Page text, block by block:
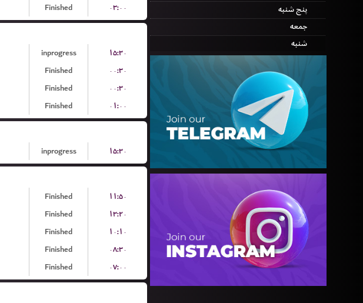
پنج شنبه
جمعه
شنبه
Finished ۰۳:۰۰
inprogress
۱۵:۳۰
Finished
۰۰:۳۰
Finished
۰۰:۳۰
Finished ۰۱:۰۰
inprogress ۱۵:۳۰
Finished
۱۱:۵۰
Finished
۱۳:۲۰
Finished
۱۰:۱۰
Finished
۰۸:۳۰
Finished ۰۷:۰۰